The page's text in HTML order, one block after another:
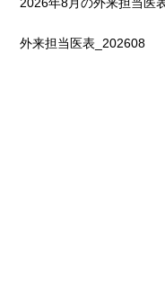
外来担当医表_202608